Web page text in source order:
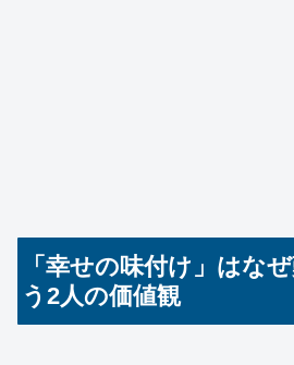
「幸せの味付け」はな
う2人の価値観